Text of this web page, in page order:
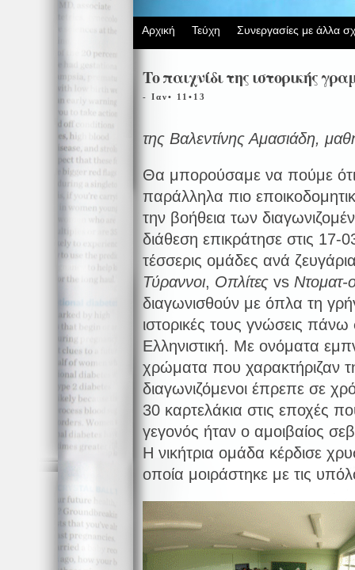
Αρχική Τεύχη Συνεργασίες με άλλα
Το παιχνίδι της ιστορικής
- Ιαν• 11•13
της Βαλεντίνης Αμασιάδη,
Θα μπορούσαμε να πούμε ότι
παράλληλα πιο
την βοήθεια των
διάθεση επικράτησε στις
τέσσερις ομάδες ανά
Τύραννοι, Οπλίτες vs Ντοματ-
διαγωνισθούν με όπλα τη
ιστορικές τους γνώσεις
Ελληνιστική. Με ονόματα
χρώματα που χαρακτήριζαν
διαγωνιζόμενοι έπρεπε σε
30 καρτελάκια στις εποχές
γεγονός ήταν ο αμοιβαίος
Η νικήτρια ομάδα κέρδισε
οποία μοιράστηκε με τις